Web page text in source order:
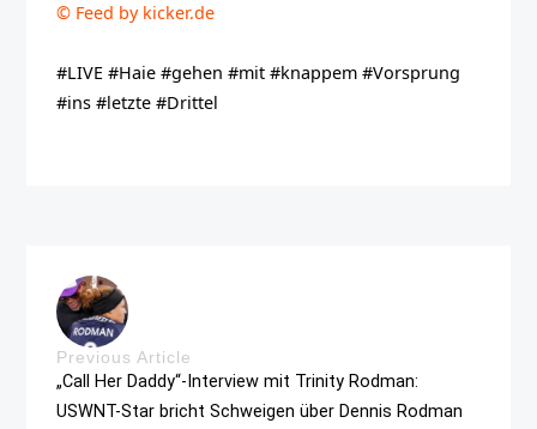
© Feed by kicker.de
#LIVE #Haie #gehen #mit #knappem #Vorsprung
#ins #letzte #Drittel
Previous Article
„Call Her Daddy“-Interview mit Trinity Rodman:
USWNT-Star bricht Schweigen über Dennis Rodman